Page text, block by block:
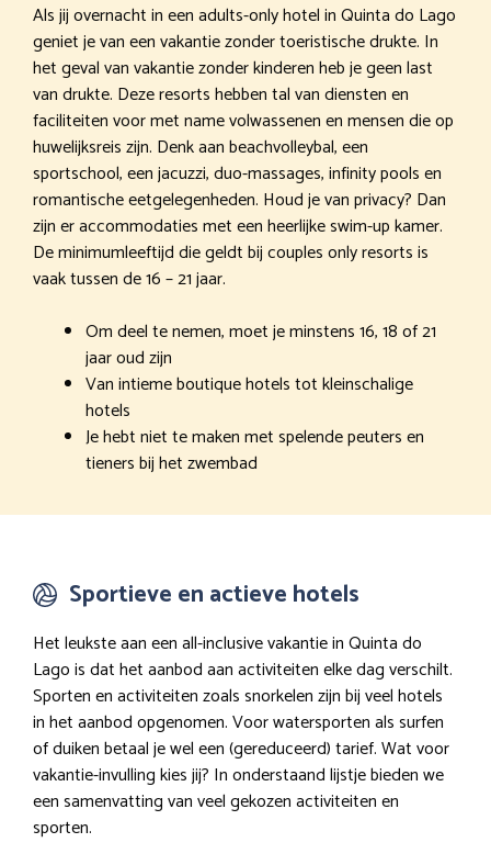
Als jij overnacht in een adults-only hotel in Quinta do Lago
geniet je van een vakantie zonder toeristische drukte. In
het geval van vakantie zonder kinderen heb je geen last
van drukte. Deze resorts hebben tal van diensten en
faciliteiten voor met name volwassenen en mensen die op
huwelijksreis zijn. Denk aan beachvolleybal, een
sportschool, een jacuzzi, duo-massages, infinity pools en
romantische eetgelegenheden. Houd je van privacy? Dan
zijn er accommodaties met een heerlijke swim-up kamer.
De minimumleeftijd die geldt bij couples only resorts is
vaak tussen de 16 – 21 jaar.
Om deel te nemen, moet je minstens 16, 18 of 21
jaar oud zijn
Van intieme boutique hotels tot kleinschalige
hotels
Je hebt niet te maken met spelende peuters en
tieners bij het zwembad
Sportieve en actieve hotels
Het leukste aan een all-inclusive vakantie in Quinta do
Lago is dat het aanbod aan activiteiten elke dag verschilt.
Sporten en activiteiten zoals snorkelen zijn bij veel hotels
in het aanbod opgenomen. Voor watersporten als surfen
of duiken betaal je wel een (gereduceerd) tarief. Wat voor
vakantie-invulling kies jij? In onderstaand lijstje bieden we
een samenvatting van veel gekozen activiteiten en
sporten.